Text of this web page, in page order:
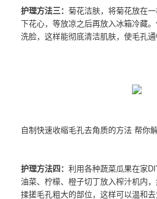
护理方法三：菊花洁肤，将菊花放在
下花心，等放凉之后再放入冰箱冷藏
洗脸，这样能彻底清洁肌肤，使毛孔通
自制快速收缩毛孔去角质的方法 帮你
护理方法四：利用各种蔬菜瓜果在家
油菜、柠檬、橙子切丁放入榨汁机内
揉搓毛孔粗大的部位，这样可以温和去